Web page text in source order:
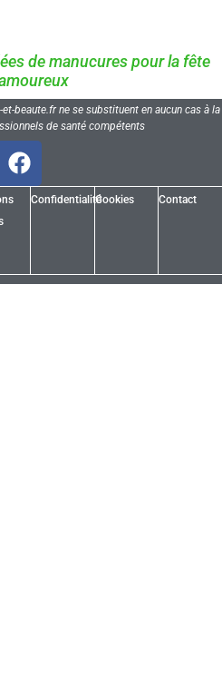
de manucures pour la fête
beaute.fr ne se substituent en aucun cas à la
de santé compétents
ConfidentialitéCookies Contact